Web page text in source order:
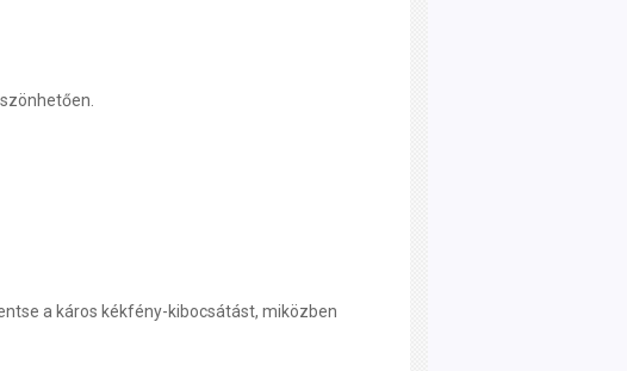
a káros kékfény-kibocsátást, miközben